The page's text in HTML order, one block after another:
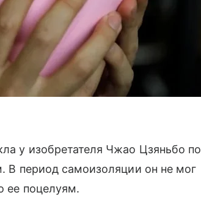
у изобретателя Чжао Цзяньбо по
В период самоизоляции он не мог
ее поцелуям.